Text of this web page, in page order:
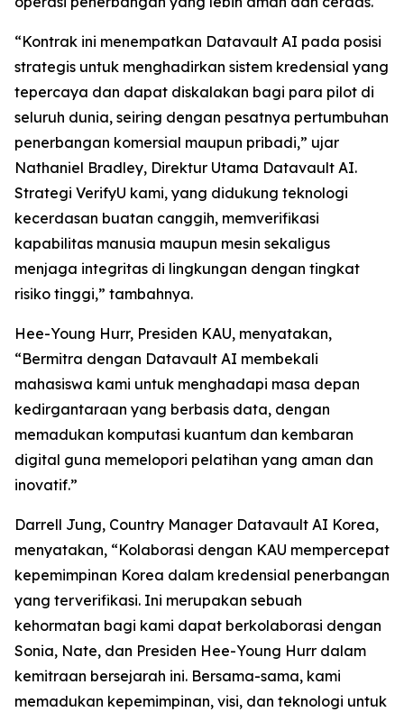
“Kontrak ini menempatkan Datavault AI pada posisi
strategis untuk menghadirkan sistem kredensial yang
tepercaya dan dapat diskalakan bagi para pilot di
seluruh dunia, seiring dengan pesatnya pertumbuhan
penerbangan komersial maupun pribadi,” ujar
Nathaniel Bradley, Direktur Utama Datavault AI.
Strategi VerifyU kami, yang didukung teknologi
kecerdasan buatan canggih, memverifikasi
kapabilitas manusia maupun mesin sekaligus
menjaga integritas di lingkungan dengan tingkat
risiko tinggi,” tambahnya.
Hee-Young Hurr, Presiden KAU, menyatakan,
“Bermitra dengan Datavault AI membekali
mahasiswa kami untuk menghadapi masa depan
kedirgantaraan yang berbasis data, dengan
memadukan komputasi kuantum dan kembaran
digital guna memelopori pelatihan yang aman dan
inovatif.”
Darrell Jung, Country Manager Datavault AI Korea,
menyatakan, “Kolaborasi dengan KAU mempercepat
kepemimpinan Korea dalam kredensial penerbangan
yang terverifikasi. Ini merupakan sebuah
kehormatan bagi kami dapat berkolaborasi dengan
Sonia, Nate, dan Presiden Hee-Young Hurr dalam
kemitraan bersejarah ini. Bersama-sama, kami
memadukan kepemimpinan, visi, dan teknologi untuk